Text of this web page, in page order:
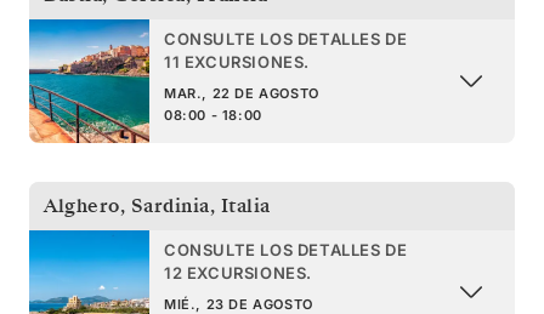
CONSULTE LOS DETALLES DE
11 EXCURSIONES.
MAR., 22 DE AGOSTO
08:00 - 18:00
Alghero, Sardinia, Italia
CONSULTE LOS DETALLES DE
12 EXCURSIONES.
MIÉ., 23 DE AGOSTO